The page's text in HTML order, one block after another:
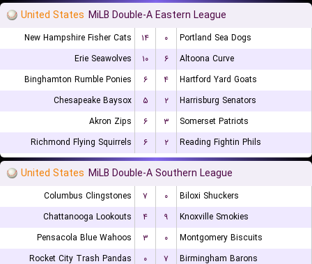
United States MiLB Double-A Eastern League
New Hampshire Fisher Cats ۱۴ ۰
Portland Sea Dogs
Erie Seawolves
۱۰ ۶
Altoona Curve
Binghamton Rumble Ponies
۶ ۴
Hartford Yard Goats
Chesapeake Baysox
۵ ۲
Harrisburg Senators
Akron Zips
۶ ۳
Somerset Patriots
Richmond Flying Squirrels
۶ ۲ Reading Fightin Phils
United States MiLB Double-A Southern League
Columbus Clingstones ۷ ۰
Biloxi Shuckers
Chattanooga Lookouts
۴ ۹
Knoxville Smokies
Pensacola Blue Wahoos
۳ ۰
Montgomery Biscuits
Rocket City Trash Pandas
۰ ۷ Birmingham Barons